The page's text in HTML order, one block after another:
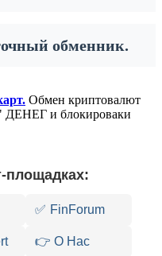
обменник.
Обмен криптовалют
и блокироваки
площадках:
✅ FinForum
👉 О Нас